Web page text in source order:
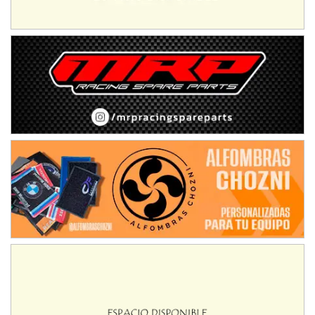
IAME SERIES ARGENTINA 6
Ramiro Tot (Asfalto)
Baradero (Buenos Aires)
KDO - F6
Ciudad de Trenque Lauquen (Asfalto)
Trenque Lauquen (Buenos Aires)
ENTRERRIANO - F6 (POSTERGADA)
Parque de la Velocidad (Asfalto)
Villaguay (Entre Ríos)
VICTORIENSE - F7
El Cerro (Tierra)
Victoria (Entre Ríos)
PATAGONICO - F6